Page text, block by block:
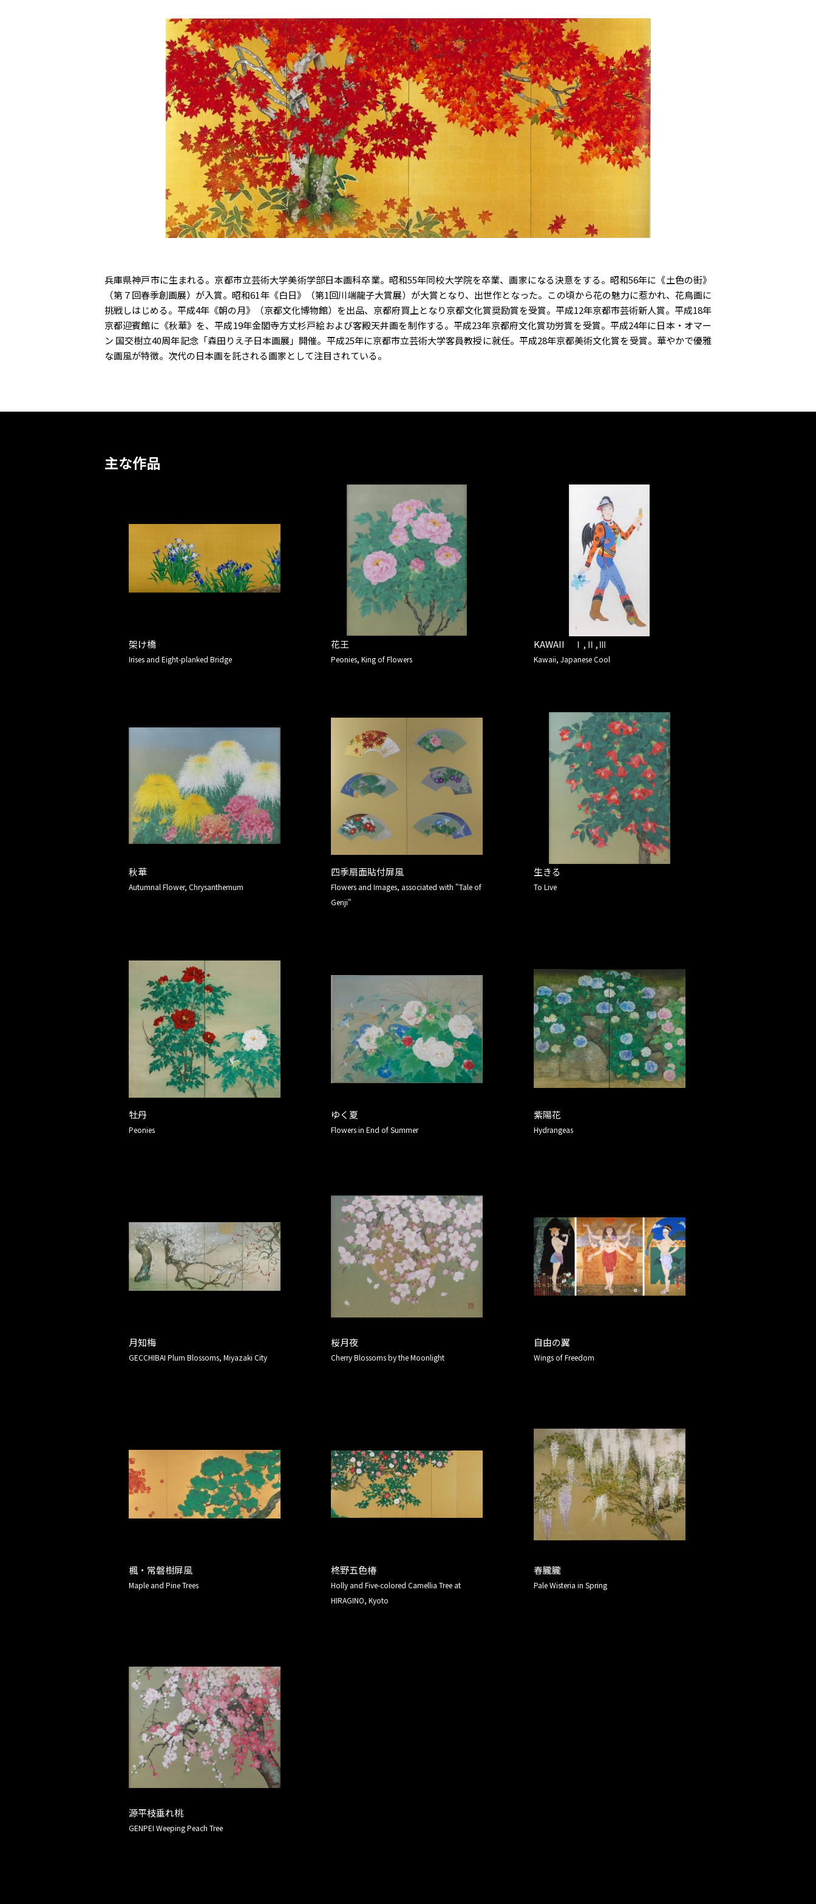
兵庫県神戸市に生まれる。京都市立芸術大学美術学部日本画科卒業。昭和55年同校大学院を卒業、画家になる決意をする。昭和56年に《土色の街》
（第７回春季創画展）が入賞。昭和61年《白日》（第1回川端龍子大賞展）が大賞となり、出世作となった。この頃から花の魅力に惹かれ、花鳥画に
挑戦しはじめる。平成4年《朝の月》（京都文化博物館）を出品、京都府買上となり京都文化賞奨励賞を受賞。平成12年京都市芸術新人賞。平成18年
京都迎賓館に《秋華》を、平成19年金閣寺方丈杉戸絵および客殿天井画を制作する。平成23年京都府文化賞功労賞を受賞。平成24年に日本・オマー
ン 国交樹立40周年記念「森田りえ子日本画展」開催。平成25年に京都市立芸術大学客員教授に就任。平成28年京都美術文化賞を受賞。華やかで優雅
な画風が特徴。次代の日本画を託される画家として注目されている。
主な作品
架け橋
Irises and Eight-planked Bridge
花王
Peonies, King of Flowers
KAWAII Ⅰ,Ⅱ,Ⅲ
Kawaii, Japanese Cool
秋華
Autumnal Flower, Chrysanthemum
四季扇面貼付屏風
Flowers and Images, associated with "Tale of
Genji"
生きる
To Live
牡丹
Peonies
ゆく夏
Flowers in End of Summer
紫陽花
Hydrangeas
月知梅
GECCHIBAI Plum Blossoms, Miyazaki City
桜月夜
Cherry Blossoms by the Moonlight
自由の翼
Wings of Freedom
楓・常磐樹屏風
Maple and Pine Trees
柊野五色椿
Holly and Five-colored Camellia Tree at
HIRAGINO, Kyoto
春朧朧
Pale Wisteria in Spring
源平枝垂れ桃
GENPEI Weeping Peach Tree